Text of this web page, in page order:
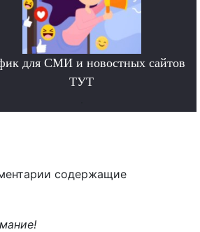
для СМИ и новостных сайтов
ТУТ
содержащие